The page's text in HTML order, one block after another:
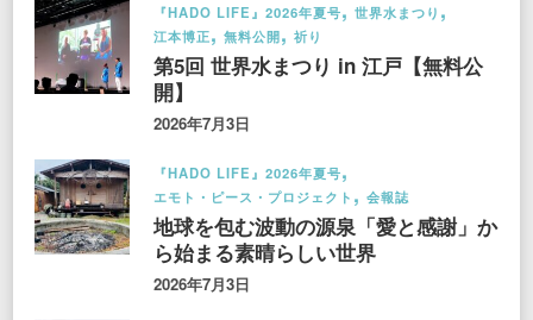
『HADO LIFE』2026年夏号
世界水まつり
江本博正
無料公開 祈り
第5回 世界水まつり in 江戸【無料公
開】
2026年7月3日
『HADO LIFE』2026年夏号
エモト・ピース・プロジェクト
会報誌
地球を包む波動の源泉「愛と感謝」か
ら始まる素晴らしい世界
2026年7月3日